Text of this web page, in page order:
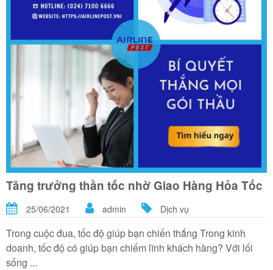
Tăng trưởng thần tốc nhờ Giao Hàng Hỏa Tốc
25/06/2021 admin Dịch vụ
Trong cuộc đua, tốc độ giúp bạn chiến thắng Trong kinh
doanh, tốc độ có giúp bạn chiếm lĩnh khách hàng? Với lối
sống ...